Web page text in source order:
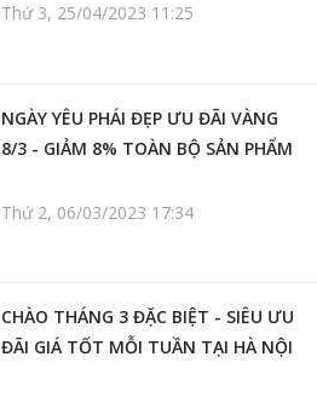
Thứ 3, 25/04/2023 11:25
NGÀY YÊU PHÁI ĐẸP ƯU ĐÃI VÀNG
8/3 - GIẢM 8% TOÀN BỘ SẢN PHẨM
Thứ 2, 06/03/2023 17:34
CHÀO THÁNG 3 ĐẶC BIỆT - SIÊU ƯU
ĐÃI GIÁ TỐT MỖI TUẦN TẠI HÀ NỘI